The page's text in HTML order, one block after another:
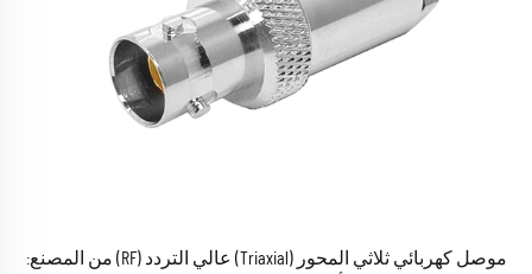
موصل كهربائي ثلاثي المحور (Triaxial) عالي التردد (RF) من المصنع: